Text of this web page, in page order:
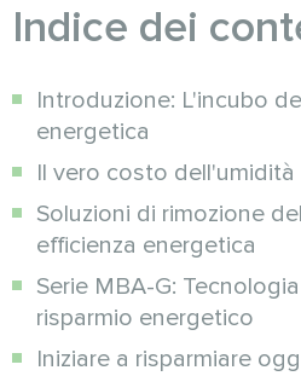
Indice dei
Introduzione: L'incubo
energetica
Il vero costo dell'umidità
Soluzioni di rimozione
efficienza energetica
Serie MBA-G:
risparmio energetico
Iniziare a risparmiare